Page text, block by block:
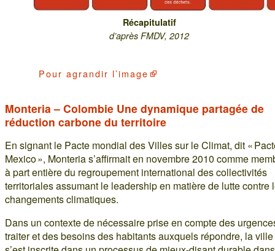
Récapitulatif
d’après FMDV, 2012
Pour agrandir l’image
Monteria – Colombie Une dynamique partagée de
réduction carbone du territoire
En signant le Pacte mondial des Villes sur le Climat, dit «
Mexico », Monteria s’affirmait en novembre 2010 comme
à part entière du regroupement international des collectivités
territoriales assumant le leadership en matière de lutte contre
changements climatiques.
Dans un contexte de nécessaire prise en compte des
traiter et des besoins des habitants auxquels répondre, la ville